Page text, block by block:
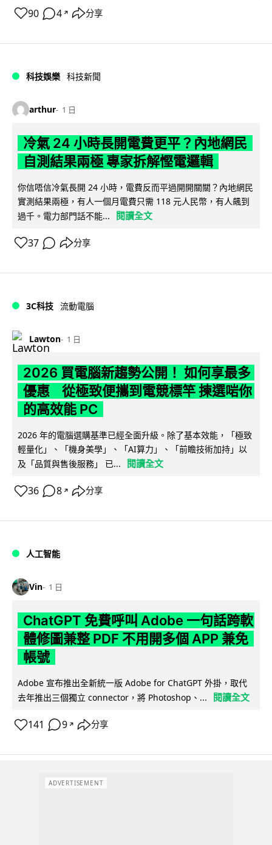
90 4 ↗ 分享
科技娛樂 科技新聞
arthur 1 日
冷氣 24 小時長開電費更平？內地網民
自測結果兩極 專家拆解慳電邏輯
你信唔信冷氣長開 24 小時，電費反而平過開開關關？內地網民
實測結果兩極，有人一個月電費只需 118 元人民幣，有人飆到
過千。電力部門話不能...
閱讀全文
37 分享
3C科技 流動電腦
Lawton 1 日
2026 買電腦新趨勢公開！ 如何享最多
優惠 從極致便攜到電競標竿 揀選啱你
的高效能 PC
2026 年的電腦選購基準已經全面升級。除了基本效能，「極致
輕量化」、「機身美學」、「AI算力」、「前瞻技術加持」以
及「品質與售後服務」 已...
閱讀全文
36 8 ↗ 分享
人工智能
Vin 1 日
ChatGPT 免費呼叫 Adobe 一句話跨軟
體修圖兼整 PDF 不用開多個 APP 兼免
帳號
Adobe 宣布推出全新統一版 Adobe for ChatGPT 外掛，取代
去年推出三個獨立 connector，將 Photoshop、...
閱讀全文
141 9 ↗ 分享
ADVERTISEMENT